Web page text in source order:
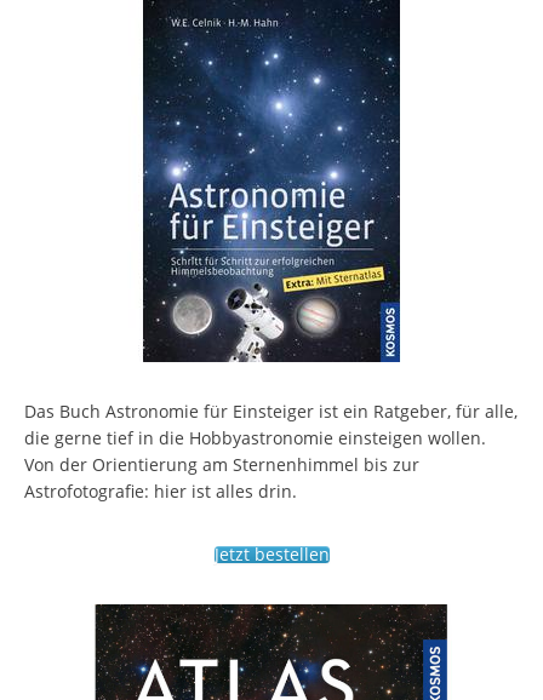
Das Buch Astronomie für Einsteiger ist ein Ratgeber, für alle,
die gerne tief in die Hobbyastronomie einsteigen wollen.
Von der Orientierung am Sternenhimmel bis zur
Astrofotografie: hier ist alles drin.
Jetzt bestellen